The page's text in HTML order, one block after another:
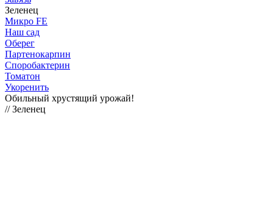
Зеленец
Микро FE
Наш сад
Оберег
Партенокарпин
Споробактерин
Томатон
Укоренить
Обильный хрустящий урожай!
// Зеленец